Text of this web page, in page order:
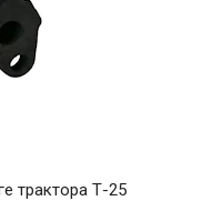
трактора Т-25